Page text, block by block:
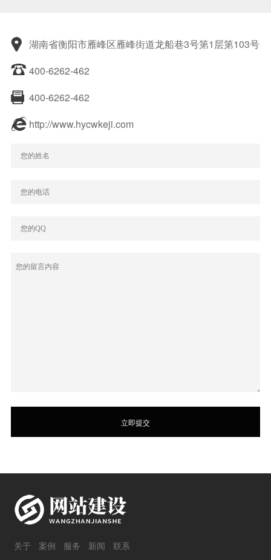
湖南省衡阳市雁峰区雁峰街道龙船巷3号第1层第103号
400-6262-462
400-6262-462
http://www.hycwkeji.com
关于 案例 服务 新闻
联系